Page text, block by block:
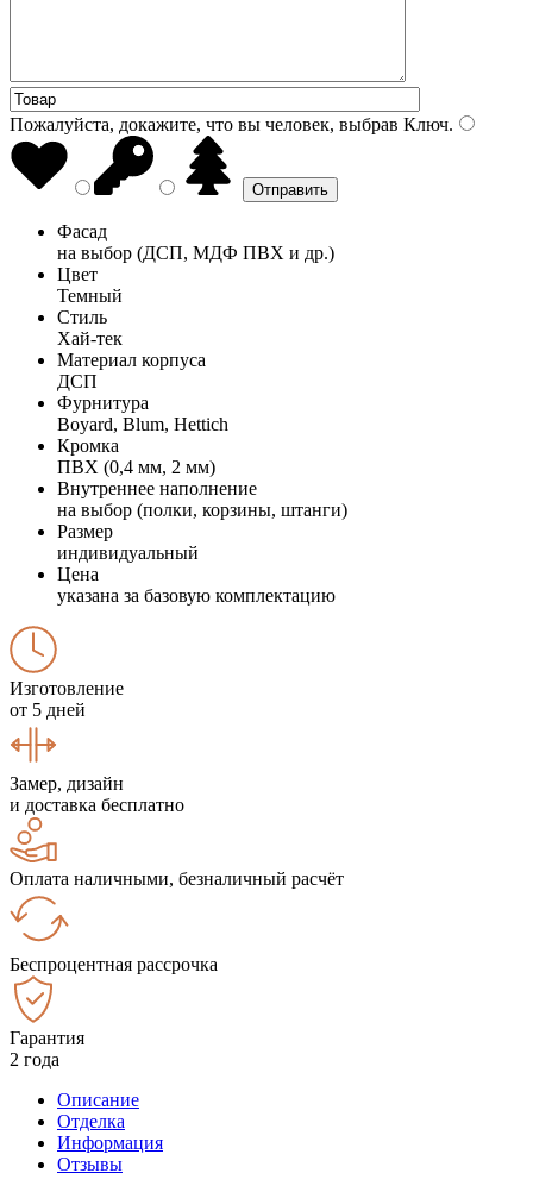
Пожалуйста, докажите, что вы человек, выбрав Ключ.
Фасад
на выбор (ДСП, МДФ ПВХ и др.)
Цвет
Темный
Стиль
Хай-тек
Материал корпуса
ДСП
Фурнитура
Boyard, Blum, Hettich
Кромка
ПВХ (0,4 мм, 2 мм)
Внутреннее наполнение
на выбор (полки, корзины, штанги)
Размер
индивидуальный
Цена
указана за базовую комплектацию
Изготовление
от 5 дней
Замер, дизайн
и доставка бесплатно
Оплата наличными, безналичный расчёт
Беспроцентная рассрочка
Гарантия
2 года
Описание
Отделка
Информация
Отзывы